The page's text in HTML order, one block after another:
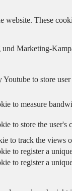
These
Marketing-
to store
to measure
to store the
to track the views
to register a
to register a